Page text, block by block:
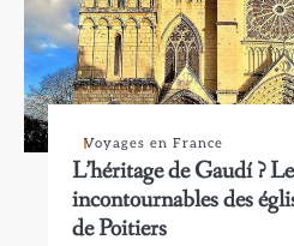
Voyages en France
L’héritage de Gaudí ?
incontournables des
de Poitiers